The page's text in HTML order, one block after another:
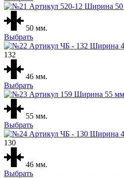
50 мм.
Выбрать
132
46 мм.
Выбрать
55 мм.
Выбрать
130
46 мм.
Выбрать